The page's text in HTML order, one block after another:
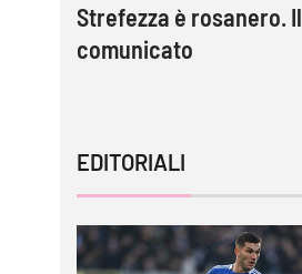
è
Strefezza è rosanero. Il
comunicato
EDITORIALI